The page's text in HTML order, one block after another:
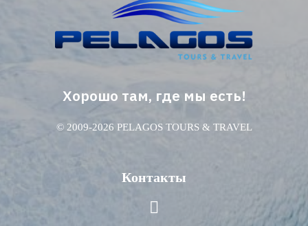
Хорошо там, где мы есть!
© 2009-2026 PELAGOS TOURS & TRAVEL
Контакты